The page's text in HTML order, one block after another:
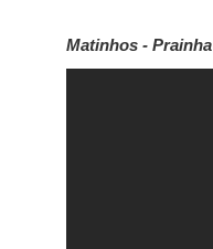
Matinhos - Prainha